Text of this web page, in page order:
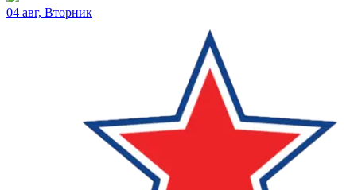
04 авг, Вторник